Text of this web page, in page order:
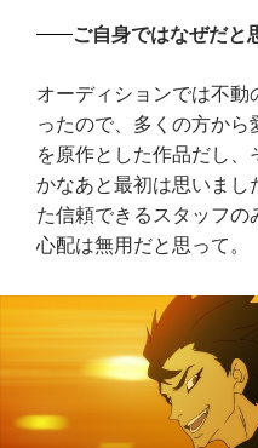
ご自身ではなぜだ
オーディションでは不
ったので、多くの方から
を原作とした作品だし
かなあと最初は思いま
た信頼できるスタッフの
心配は無用だと思って。